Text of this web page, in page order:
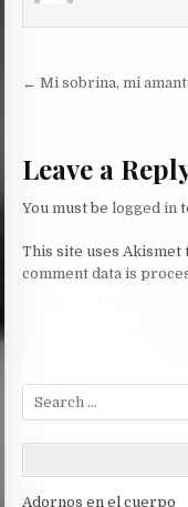
Post
← Mi sobrina, mi
Leave a
You must belogged in
This site uses Akismet
comment data is
Search
for:
Adornos en el cuerpo